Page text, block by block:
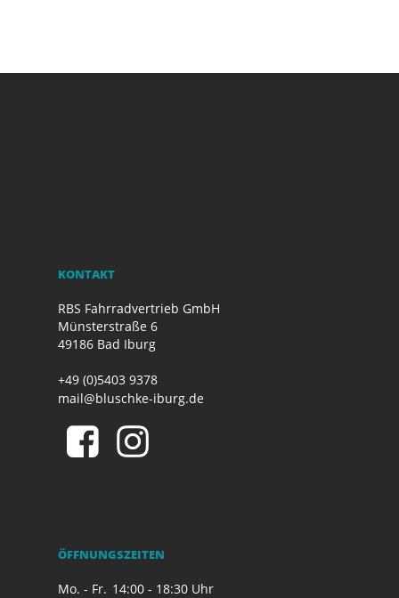
KONTAKT
RBS Fahrradvertrieb GmbH
Münsterstraße 6
49186 Bad Iburg
+49 (0)5403 9378
mail@bluschke-iburg.de
ÖFFNUNGSZEITEN
Mo. - Fr. 14:00 - 18:30 Uhr